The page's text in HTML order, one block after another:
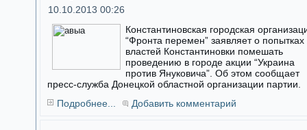
10.10.2013 00:26
Константиновская городская
“Фронта перемен” заявляет о попытках
властей Константиновки помешать
проведению в городе акции “Украина
против Януковича”. Об этом сообщает
пресс-служба Донецкой областной организации партии.
Подробнее...
Добавить комментарий